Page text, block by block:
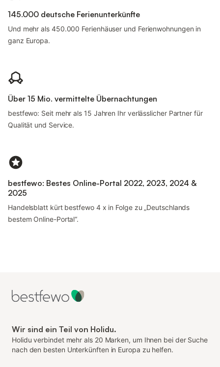
145.000 deutsche Ferienunterkünfte
Und mehr als 450.000 Ferienhäuser und Ferienwohnungen in
ganz Europa.
Über 15 Mio. vermittelte Übernachtungen
bestfewo: Seit mehr als 15 Jahren Ihr verlässlicher Partner für
Qualität und Service.
bestfewo: Bestes Online-Portal 2022, 2023, 2024 &
2025
Handelsblatt kürt bestfewo 4 x in Folge zu „Deutschlands
bestem Online-Portal“.
Wir sind ein Teil von Holidu.
Holidu verbindet mehr als 20 Marken, um Ihnen bei der Suche
nach den besten Unterkünften in Europa zu helfen.